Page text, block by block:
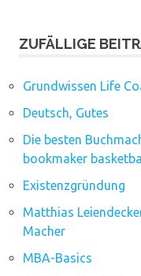
ZUFÄLLIGE
Grundwissen Life
Deutsch, Gutes
Die besten
bookmaker basketball
Existenzgründung
Matthias
Macher
MBA-Basics